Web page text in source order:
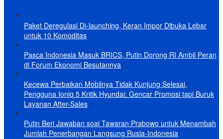
Paket Deregulasi Di-launching, Keran Impor Dibuka Lebar
untuk 10 Komoditas
Pasca Indonesia Masuk BRICS, Putin Dorong RI Ambil Peran
di Forum Ekonomi Besutannya
Kecewa Perbaikan Mobilnya Tidak Kunjung Selesai,
Pengguna Ioniq 5 Kritik Hyundai: Gencar Promosi tapi Buruk
Layanan After-Sales
Putin Beri Jawaban soal Tawaran Prabowo untuk Menambah
Jumlah Penerbangan Langsung Rusia-Indonesia